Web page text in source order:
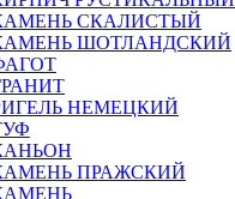
СКАЛИСТЫЙ
ШОТЛАНДСКИЙ
НЕМЕЦКИЙ
ПРАЖСКИЙ